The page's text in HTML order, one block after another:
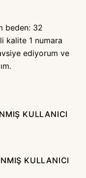
beden: 32
kalite 1 numara
ediyorum ve
KULLANICI
KULLANICI